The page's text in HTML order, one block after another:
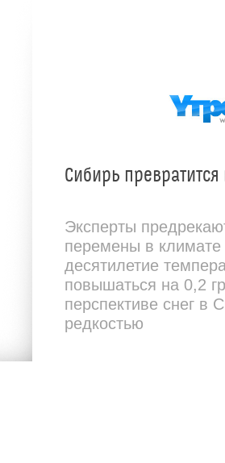
Сибирь превратится
Эксперты
перемены в
десятилетие
повышаться на 0,2
перспективе снег в
редкостью